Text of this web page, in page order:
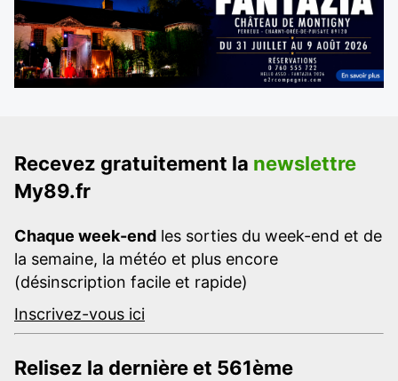
Recevez gratuitement la newslettre
My89.fr
Chaque week-end les sorties du week-end et de
la semaine, la météo et plus encore
(désinscription facile et rapide)
Inscrivez-vous ici
Relisez la dernière et 561ème